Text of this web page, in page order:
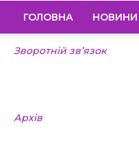
ГОЛОВНА НОВИНИ
Зворотній зв’язок
Архів